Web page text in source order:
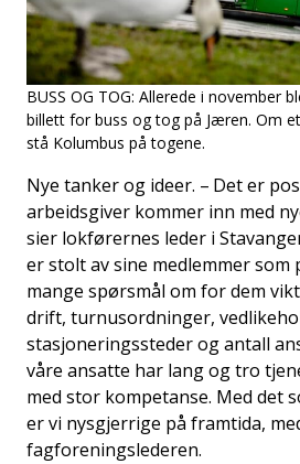
BUSS OG TOG: Allerede i november
billett for buss og tog på Jæren. Om
stå Kolumbus på togene.
Nye tanker og ideer. – Det er
arbeidsgiver kommer inn med
sier lokførernes leder i
er stolt av sine medlemmer
mange spørsmål om for dem
drift, turnusordninger,
stasjoneringssteder og antall
våre ansatte har lang og tro
med stor kompetanse. Med det
er vi nysgjerrige på framtida,
fagforeningslederen.